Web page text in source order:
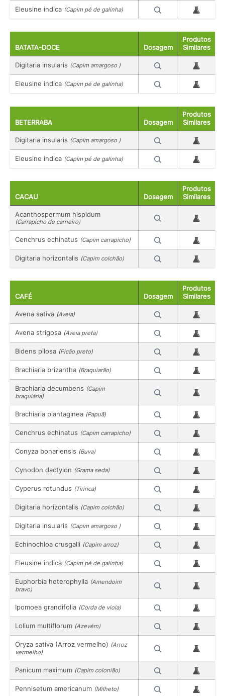
Eleusine indica (Capim pé de galinha)
BATATA-DOCE Dosagem
Produtos
Similares
Digitaria insularis (Capim amargoso )
Eleusine indica (Capim pé de galinha)
BETERRABA Dosagem
Produtos
Similares
Digitaria insularis (Capim amargoso )
Eleusine indica (Capim pé de galinha)
CACAU Dosagem
Produtos
Similares
Acanthospermum hispidum
(Carrapicho de carneiro)
Cenchrus echinatus (Capim carrapicho)
Digitaria horizontalis (Capim colchão)
CAFÉ Dosagem
Produtos
Similares
Avena sativa (Aveia)
Avena strigosa (Aveia preta)
Bidens pilosa (Picão preto)
Brachiaria brizantha (Braquiarão)
Brachiaria decumbens (Capim
braquiária)
Brachiaria plantaginea (Papuã)
Cenchrus echinatus (Capim carrapicho)
Conyza bonariensis (Buva)
Cynodon dactylon (Grama seda)
Cyperus rotundus (Tiririca)
Digitaria horizontalis (Capim colchão)
Digitaria insularis (Capim amargoso )
Echinochloa crusgalli (Capim arroz)
Eleusine indica (Capim pé de galinha)
Euphorbia heterophylla (Amendoim
bravo)
Ipomoea grandifolia (Corda de viola)
Lolium multiflorum (Azevém)
Oryza sativa (Arroz vermelho) (Arroz
vermelho)
Panicum maximum (Capim colonião)
Pennisetum americanum (Milheto)